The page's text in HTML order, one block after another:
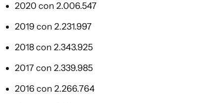
2020 con 2.006.547
2019 con 2.231.997
2018 con 2.343.925
2017 con 2.339.985
2016 con 2.266.764